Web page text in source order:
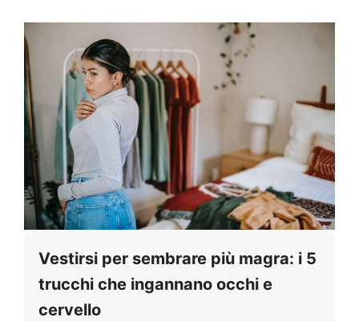
Vestirsi per sembrare più magra: i 5
trucchi che ingannano occhi e
cervello